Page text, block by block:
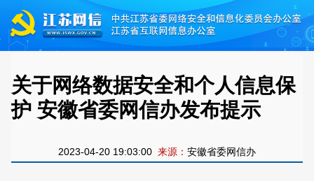
关于网络数据安全和个人信息保
护 安徽省委网信办发布提示
2023-04-20 19:03:00 来源： 安徽省委网信办